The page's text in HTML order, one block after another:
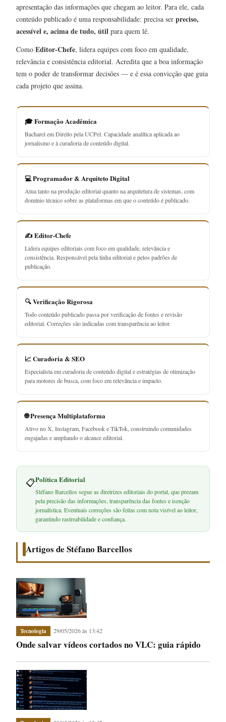
apresentação das informações que chegam ao leitor. Para ele, cada
conteúdo publicado é uma responsabilidade: precisa ser preciso,
acessível e, acima de tudo, útil para quem lê.
Como Editor-Chefe, lidera equipes com foco em qualidade,
relevância e consistência editorial. Acredita que a boa informação
tem o poder de transformar decisões — e é essa convicção que guia
cada projeto que assina.
🎓 Formação Acadêmica
Bacharel em Direito pela UCPel. Capacidade analítica aplicada ao
jornalismo e à curadoria de conteúdo digital.
💻 Programador & Arquiteto Digital
Atua tanto na produção editorial quanto na arquitetura de sistemas, com
domínio técnico sobre as plataformas em que o conteúdo é publicado.
✍️ Editor-Chefe
Lidera equipes editoriais com foco em qualidade, relevância e
consistência. Responsável pela linha editorial e pelos padrões de
publicação.
🔍 Verificação Rigorosa
Todo conteúdo publicado passa por verificação de fontes e revisão
editorial. Correções são indicadas com transparência ao leitor.
📈 Curadoria & SEO
Especialista em curadoria de conteúdo digital e estratégias de otimização
para motores de busca, com foco em relevância e impacto.
🌐 Presença Multiplataforma
Ativo no X, Instagram, Facebook e TikTok, construindo comunidades
engajadas e ampliando o alcance editorial.
📋Política Editorial
Stéfano Barcellos segue as diretrizes editoriais do portal, que prezam
pela precisão das informações, transparência das fontes e isenção
jornalística. Eventuais correções são feitas com nota visível ao leitor,
garantindo rastreabilidade e confiança.
Artigos de Stéfano Barcellos
Tecnologia 29/05/2026 às 13:42
Onde salvar vídeos cortados no VLC: guia rápido